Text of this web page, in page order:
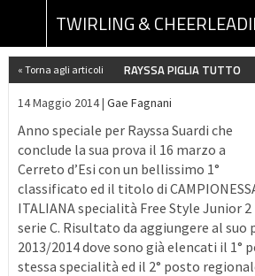
« Torna agli articoli RAYSSA PIGLIA TUTTO
14 Maggio 2014 | Gae Fagnani
Anno speciale per Rayssa Suardi che
conclude la sua prova il 16 marzo a
Cerreto d’Esi con un bellissimo 1°
classificato ed il titolo di
ITALIANA specialità Free Style Junior 2
serie C. Risultato da aggiungere al suo
2013/2014 dove sono già elencati il 1°
stessa specialità ed il 2° posto